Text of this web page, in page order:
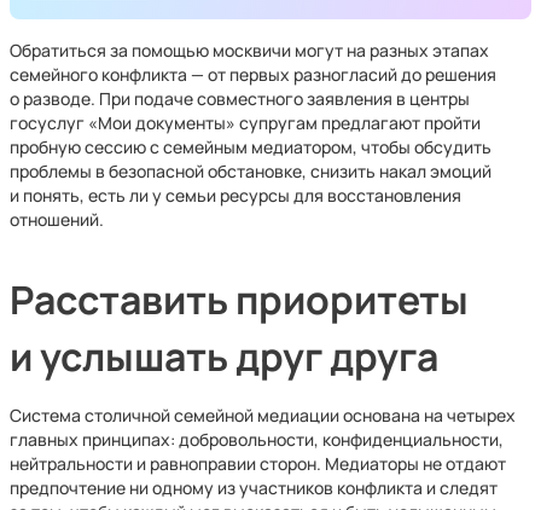
Обратиться за помощью москвичи могут на разных этапах
семейного конфликта — от первых разногласий до решения
о разводе. При подаче совместного заявления в центры
госуслуг «Мои документы» супругам предлагают пройти
пробную сессию с семейным медиатором, чтобы обсудить
проблемы в безопасной обстановке, снизить накал эмоций
и понять, есть ли у семьи ресурсы для восстановления
отношений.
Расставить приоритеты
и услышать друг друга
Система столичной семейной медиации основана на четырех
главных принципах: добровольности, конфиденциальности,
нейтральности и равноправии сторон. Медиаторы не отдают
предпочтение ни одному из участников конфликта и следят